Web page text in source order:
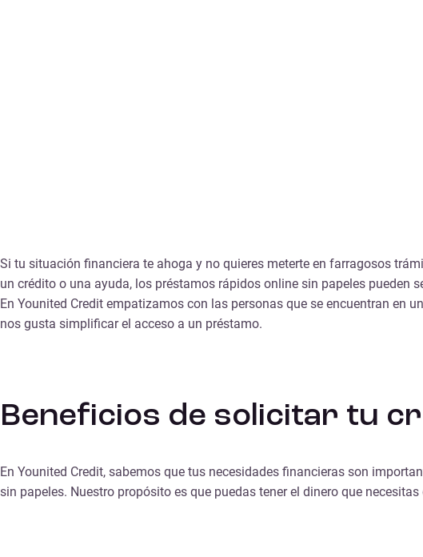
Si tu situación financiera te ahoga y no quieres meterte en farragosos
un crédito o una ayuda, los préstamos rápidos online sin papeles pueden
En Younited Credit empatizamos con las personas que se encuentran en
nos gusta simplificar el acceso a un préstamo.
Beneficios de solicitar tu
En Younited Credit, sabemos que tus necesidades financieras son
sin papeles. Nuestro propósito es que puedas tener el dinero que